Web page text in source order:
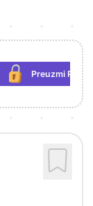
Preuzmi PDF
(potrebna